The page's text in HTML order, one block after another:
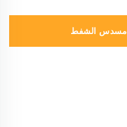
مسدس الشفط